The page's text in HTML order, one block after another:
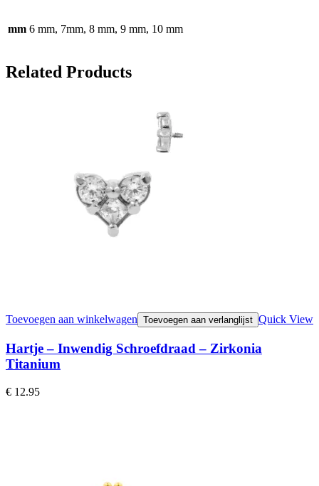
mm 6 mm, 7mm, 8 mm, 9 mm, 10 mm
Related Products
Toevoegen aan winkelwagen Toevoegen aan verlanglijst Quick View
Hartje – Inwendig Schroefdraad – Zirkonia
Titanium
€ 12.95